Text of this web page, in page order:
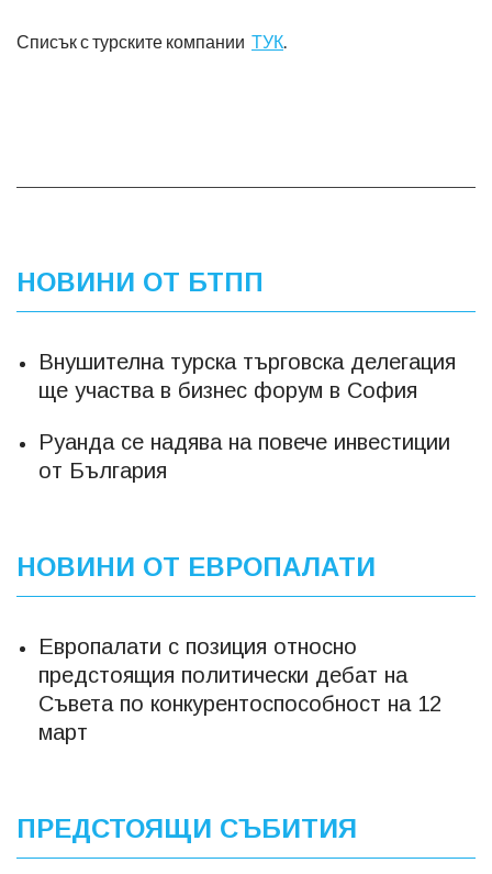
Списък с турските компании ТУК.
НОВИНИ ОТ БТПП
Внушителна турска търговска делегация
ще участва в бизнес форум в София
Руанда се надява на повече инвестиции
от България
НОВИНИ ОТ ЕВРОПАЛАТИ
Европалати с позиция относно
предстоящия политически дебат на
Съвета по конкурентоспособност на 12
март
ПРЕДСТОЯЩИ СЪБИТИЯ